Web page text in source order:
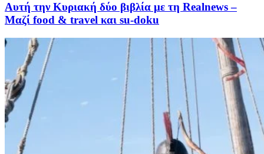
Αυτή την Κυριακή δύο βιβλία με τη Realnews –
Μαζί food & travel και su-doku